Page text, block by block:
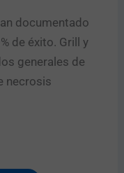
documentado
de éxito. Grill y
generales de
necrosis